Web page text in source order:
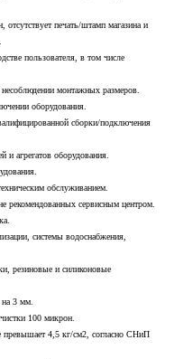
отсутствует печать/штамп магазина и
пользователя, в том числе
монтажных размеров.
оборудования.
сборки/подключения
и агрегатов оборудования.
обслуживанием.
рекомендованных сервисным центром.
системы водоснабжения,
резиновые и силиконовые
3 мм.
100 микрон.
превышает 4,5 кг/см2, согласно СНиП